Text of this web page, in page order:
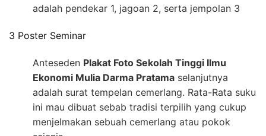
adalah pendekar 1, jagoan 2, serta jempolan 3
3 Poster Seminar
Anteseden Plakat Foto Sekolah Tinggi Ilmu
Ekonomi Mulia Darma Pratama selanjutnya
adalah surat tempelan cemerlang. Rata-Rata suku
ini mau dibuat sebab tradisi terpilih yang cukup
menjelmakan sebuah cemerlang atau pokok